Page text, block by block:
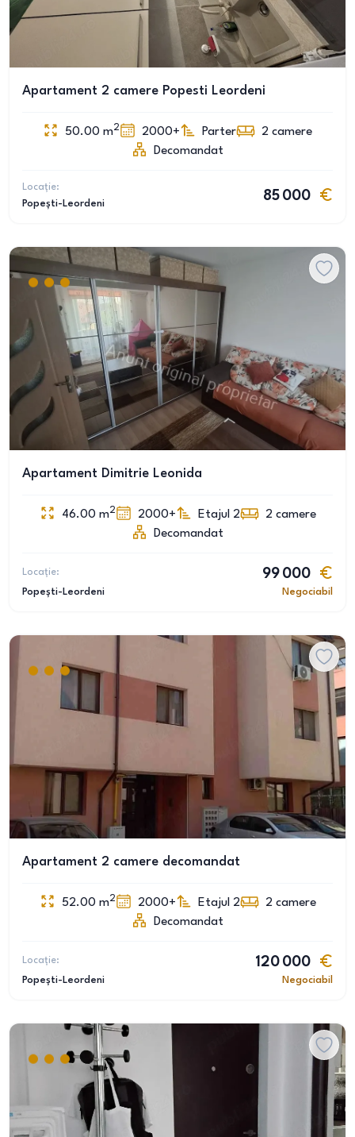
Apartament 2 camere Popesti Leordeni
50.00 m2 2000+ Parter 2 camere
Decomandat
Locație:
Popești-Leordeni
85 000
Apartament Dimitrie Leonida
46.00 m2 2000+ Etajul 2 2 camere
Decomandat
Locație:
Popești-Leordeni
99 000
Negociabil
Apartament 2 camere decomandat
52.00 m2 2000+ Etajul 2 2 camere
Decomandat
Locație:
Popești-Leordeni
120 000
Negociabil